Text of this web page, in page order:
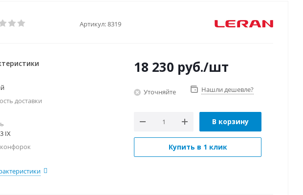
Артикул:8319
доставки
IX
18 230 руб./шт
Уточняйте Нашли дешевле?
В корзину
Купить в 1 клик